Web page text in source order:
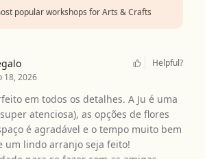
popular workshops for Arts & Crafts
18, 2026
Helpful?
em todos os detalhes. A Ju é uma
atenciosa), as opções de flores
é agradável e o tempo muito bem
um lindo arranjo seja feito!